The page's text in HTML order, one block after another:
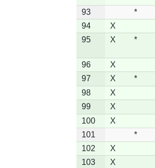
93 *
94
X
95
X *
96 X
97
X *
98
X
99
X
100
X
101
*
102
X
103
X